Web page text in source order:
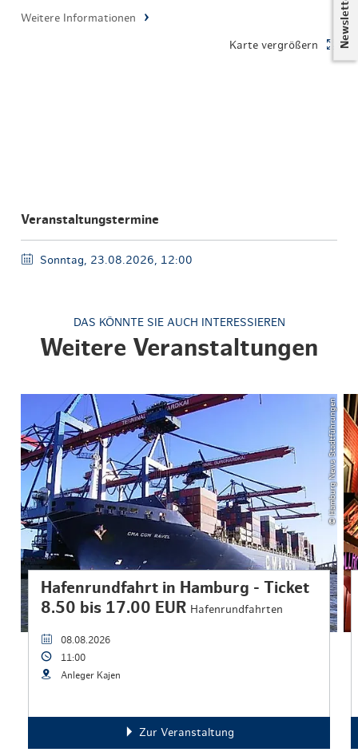
Newsletter
Weitere Informationen
Karte vergrößern
Veranstaltungstermine
Sonntag, 23.08.2026, 12:00
DAS KÖNNTE SIE AUCH INTERESSIEREN
Weitere Veranstaltungen
© Hamburg News Stadtführungen
Hafenrundfahrt in Hamburg - Ticket
8.50 bis 17.00 EUR Hafenrundfahrten
08.08.2026
11:00
Anleger Kajen
Zur Veranstaltung